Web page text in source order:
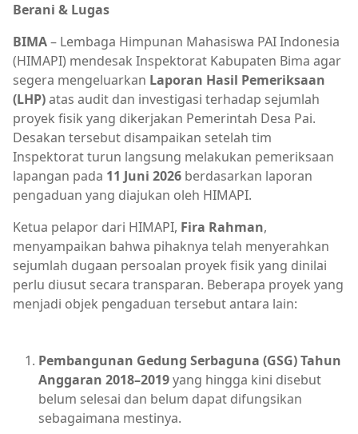
Berani & Lugas
BIMA– Lembaga Himpunan Mahasiswa PAI Indonesia
(HIMAPI) mendesak Inspektorat Kabupaten Bima agar
segera mengeluarkan Laporan Hasil Pemeriksaan
(LHP)atas audit dan investigasi terhadap sejumlah
proyek fisik yang dikerjakan Pemerintah Desa Pai.
Desakan tersebut disampaikan setelah tim
Inspektorat turun langsung melakukan pemeriksaan
lapangan pada 11 Juni 2026 berdasarkan laporan
pengaduan yang diajukan oleh HIMAPI.
Ketua pelapor dari HIMAPI, Fira Rahman,
menyampaikan bahwa pihaknya telah menyerahkan
sejumlah dugaan persoalan proyek fisik yang dinilai
perlu diusut secara transparan. Beberapa proyek yang
menjadi objek pengaduan tersebut antara lain:
Pembangunan Gedung Serbaguna (GSG) Tahun
Anggaran 2018–2019yang hingga kini disebut
belum selesai dan belum dapat difungsikan
sebagaimana mestinya.